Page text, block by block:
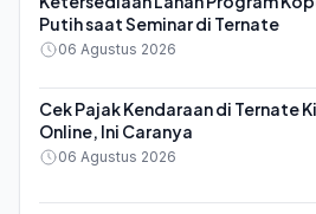
Putih saat Seminar di Ternate
06 Agustus 2026
Cek Pajak Kendaraan di Ternate
Online, Ini Caranya
06 Agustus 2026